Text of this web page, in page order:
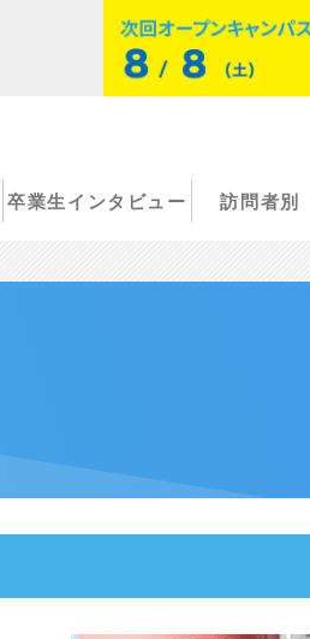
卒業生インタビュー 訪問者別